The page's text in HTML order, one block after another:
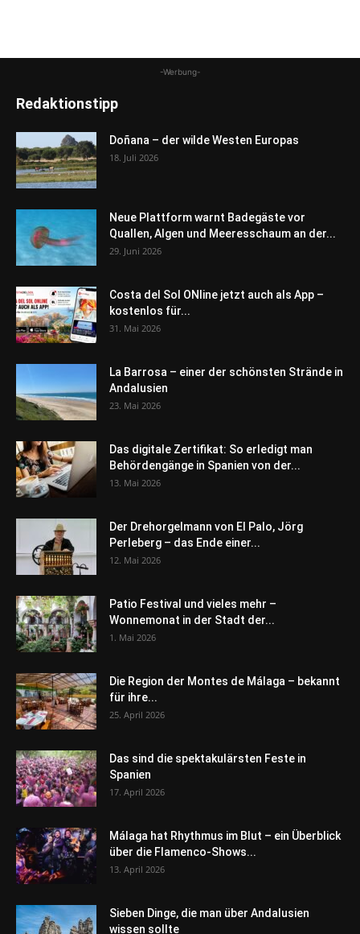
-Werbung-
Redaktionstipp
Doñana – der wilde Westen Europas
18. Juli 2026
Neue Plattform warnt Badegäste vor
Quallen, Algen und Meeresschaum an der...
29. Juni 2026
Costa del Sol ONline jetzt auch als App –
kostenlos für...
31. Mai 2026
La Barrosa – einer der schönsten Strände in
Andalusien
23. Mai 2026
Das digitale Zertifikat: So erledigt man
Behördengänge in Spanien von der...
13. Mai 2026
Der Drehorgelmann von El Palo, Jörg
Perleberg – das Ende einer...
12. Mai 2026
Patio Festival und vieles mehr –
Wonnemonat in der Stadt der...
1. Mai 2026
Die Region der Montes de Málaga – bekannt
für ihre...
25. April 2026
Das sind die spektakulärsten Feste in
Spanien
17. April 2026
Málaga hat Rhythmus im Blut – ein Überblick
über die Flamenco-Shows...
13. April 2026
Sieben Dinge, die man über Andalusien
wissen sollte